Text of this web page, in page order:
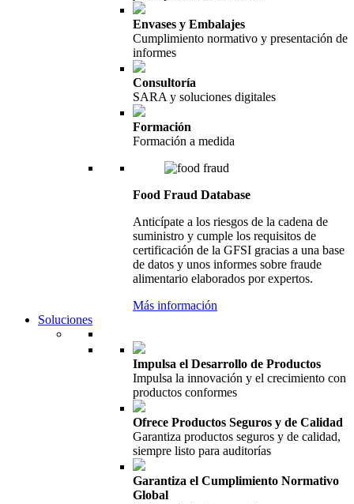
Envases y Embalajes
Cumplimiento normativo y presentación de
informes
Consultoría
SARA y soluciones digitales
Formación
Formación a medida
Food Fraud Database
Anticípate a los riesgos de la cadena de
suministro y cumple los requisitos de
certificación de la GFSI gracias a una base
de datos y unos informes sobre fraude
alimentario elaborados por expertos.
Más información
Soluciones
Impulsa el Desarrollo de Productos
Impulsa la innovación y el crecimiento con
productos conformes
Ofrece Productos Seguros y de Calidad
Garantiza productos seguros y de calidad,
siempre listo para auditorías
Garantiza el Cumplimiento Normativo
Global